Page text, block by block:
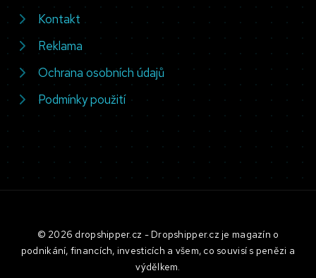
Kontakt
Reklama
Ochrana osobních údajů
Podmínky použití
© 2026 dropshipper.cz - Dropshipper.cz je magazín o
podnikání, financích, investicích a všem, co souvisí s penězi a
výdělkem.